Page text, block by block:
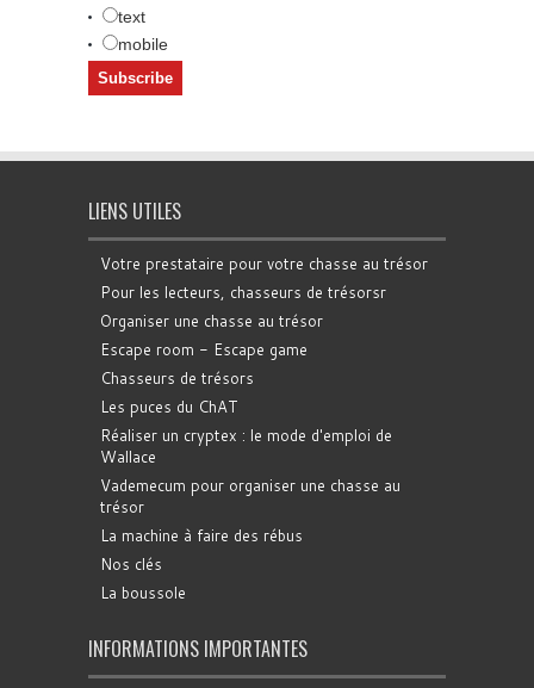
text
mobile
LIENS UTILES
Votre prestataire pour votre chasse au trésor
Pour les lecteurs, chasseurs de trésorsr
Organiser une chasse au trésor
Escape room - Escape game
Chasseurs de trésors
Les puces du ChAT
Réaliser un cryptex : le mode d'emploi de
Wallace
Vademecum pour organiser une chasse au
trésor
La machine à faire des rébus
Nos clés
La boussole
INFORMATIONS IMPORTANTES